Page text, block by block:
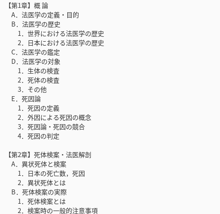
【第1章】概 論
A．法医学の定義・目的
B．法医学の歴史
1．世界における法医学の歴史
2．日本における法医学の歴史
C．法医学の鑑定
D．法医学の対象
1．生体の検査
2．死体の検査
3．その他
E．死因論
1．死因の定義
2．外因による死因の概念
3．死因論・死因の競合
4．死因の判定
【第2章】死体検案・法医解剖
A．異状死体と検案
1．日本の死亡数，死因
2．異状死体とは
B．死体検案の実際
1．死体検案とは
2．検案時の一般的注意事項